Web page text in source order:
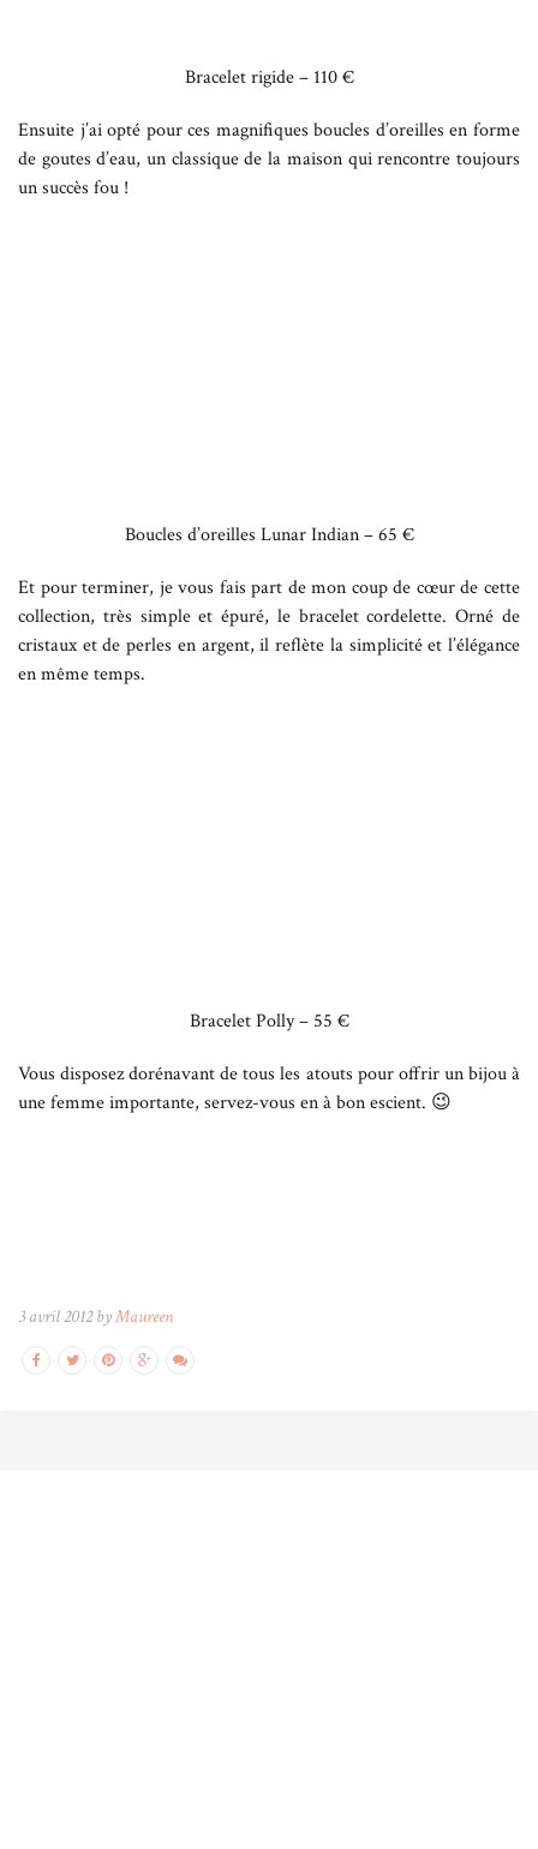
Bracelet rigide – 110 €
Ensuite j’ai opté pour ces magnifiques boucles d’oreilles en forme
de goutes d’eau, un classique de la maison qui rencontre toujours
un succès fou !
Boucles d’oreilles Lunar Indian – 65 €
Et pour terminer, je vous fais part de mon coup de cœur de cette
collection, très simple et épuré, le bracelet cordelette. Orné de
cristaux et de perles en argent, il reflète la simplicité et l’élégance
en même temps.
Bracelet Polly – 55 €
Vous disposez dorénavant de tous les atouts pour offrir un bijou à
une femme importante, servez-vous en à bon escient. 😉
3 avril 2012 byMaureen